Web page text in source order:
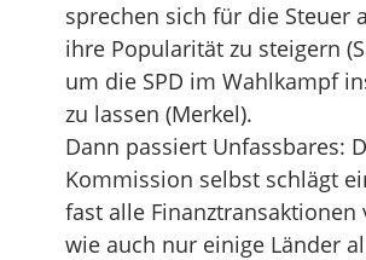
sprechen sich für die Steuer
ihre Popularität zu steigern
um die SPD im Wahlkampf
zu lassen (Merkel).
Dann passiert Unfassbares:
Kommission selbst schlägt
fast alle Finanztransaktionen
wie auch nur einige Länder